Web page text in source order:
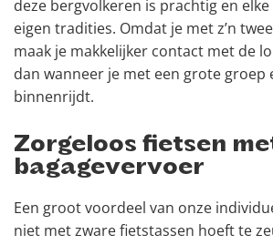
deze bergvolkeren is prachtig en
eigen tradities. Omdat je met z’n
maak je makkelijker contact met de
dan wanneer je met een grote groep
binnenrijdt.
Zorgeloos fietsen
bagagevervoer
Een groot voordeel van onze
niet met zware fietstassen hoeft te